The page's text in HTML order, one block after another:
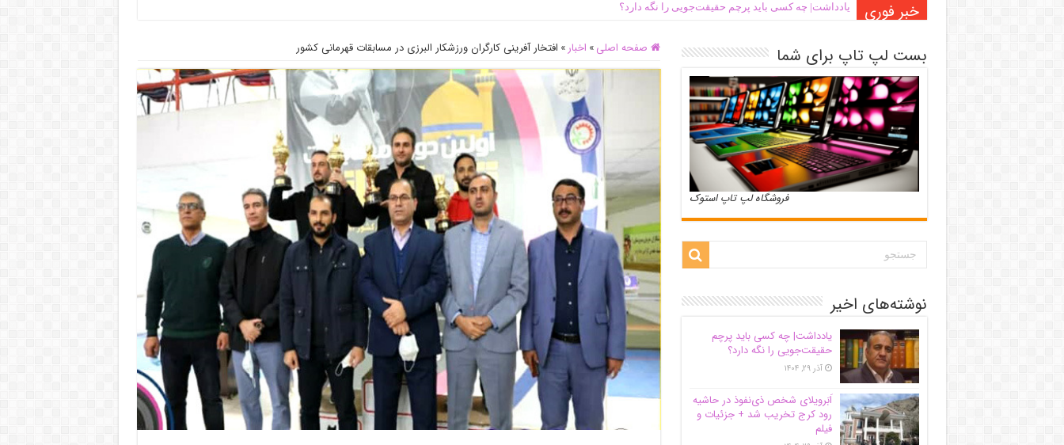
خبر فوری یادداشت| ‌چه کسی باید پرچم حقیقت‌جویی را نگه دارد؟
صفحه اصلی » اخبار » افتخار آفرینی کارگران ورزشکار البرزی در مسابقات قهرمانی کشور بست لپ تاپ برای شما
فروشگاه لپ تاپ استوک
نوشته‌های اخیر
یادداشت| ‌چه کسی باید پرچم
حقیقت‌جویی را نگه دارد؟
آذر ۲۹, ۱۴۰۴
اَبَر‌ویلای شخص ذی‌نفوذ در حاشیه‌
رود کرج تخریب شد + جزئیات و
فیلم